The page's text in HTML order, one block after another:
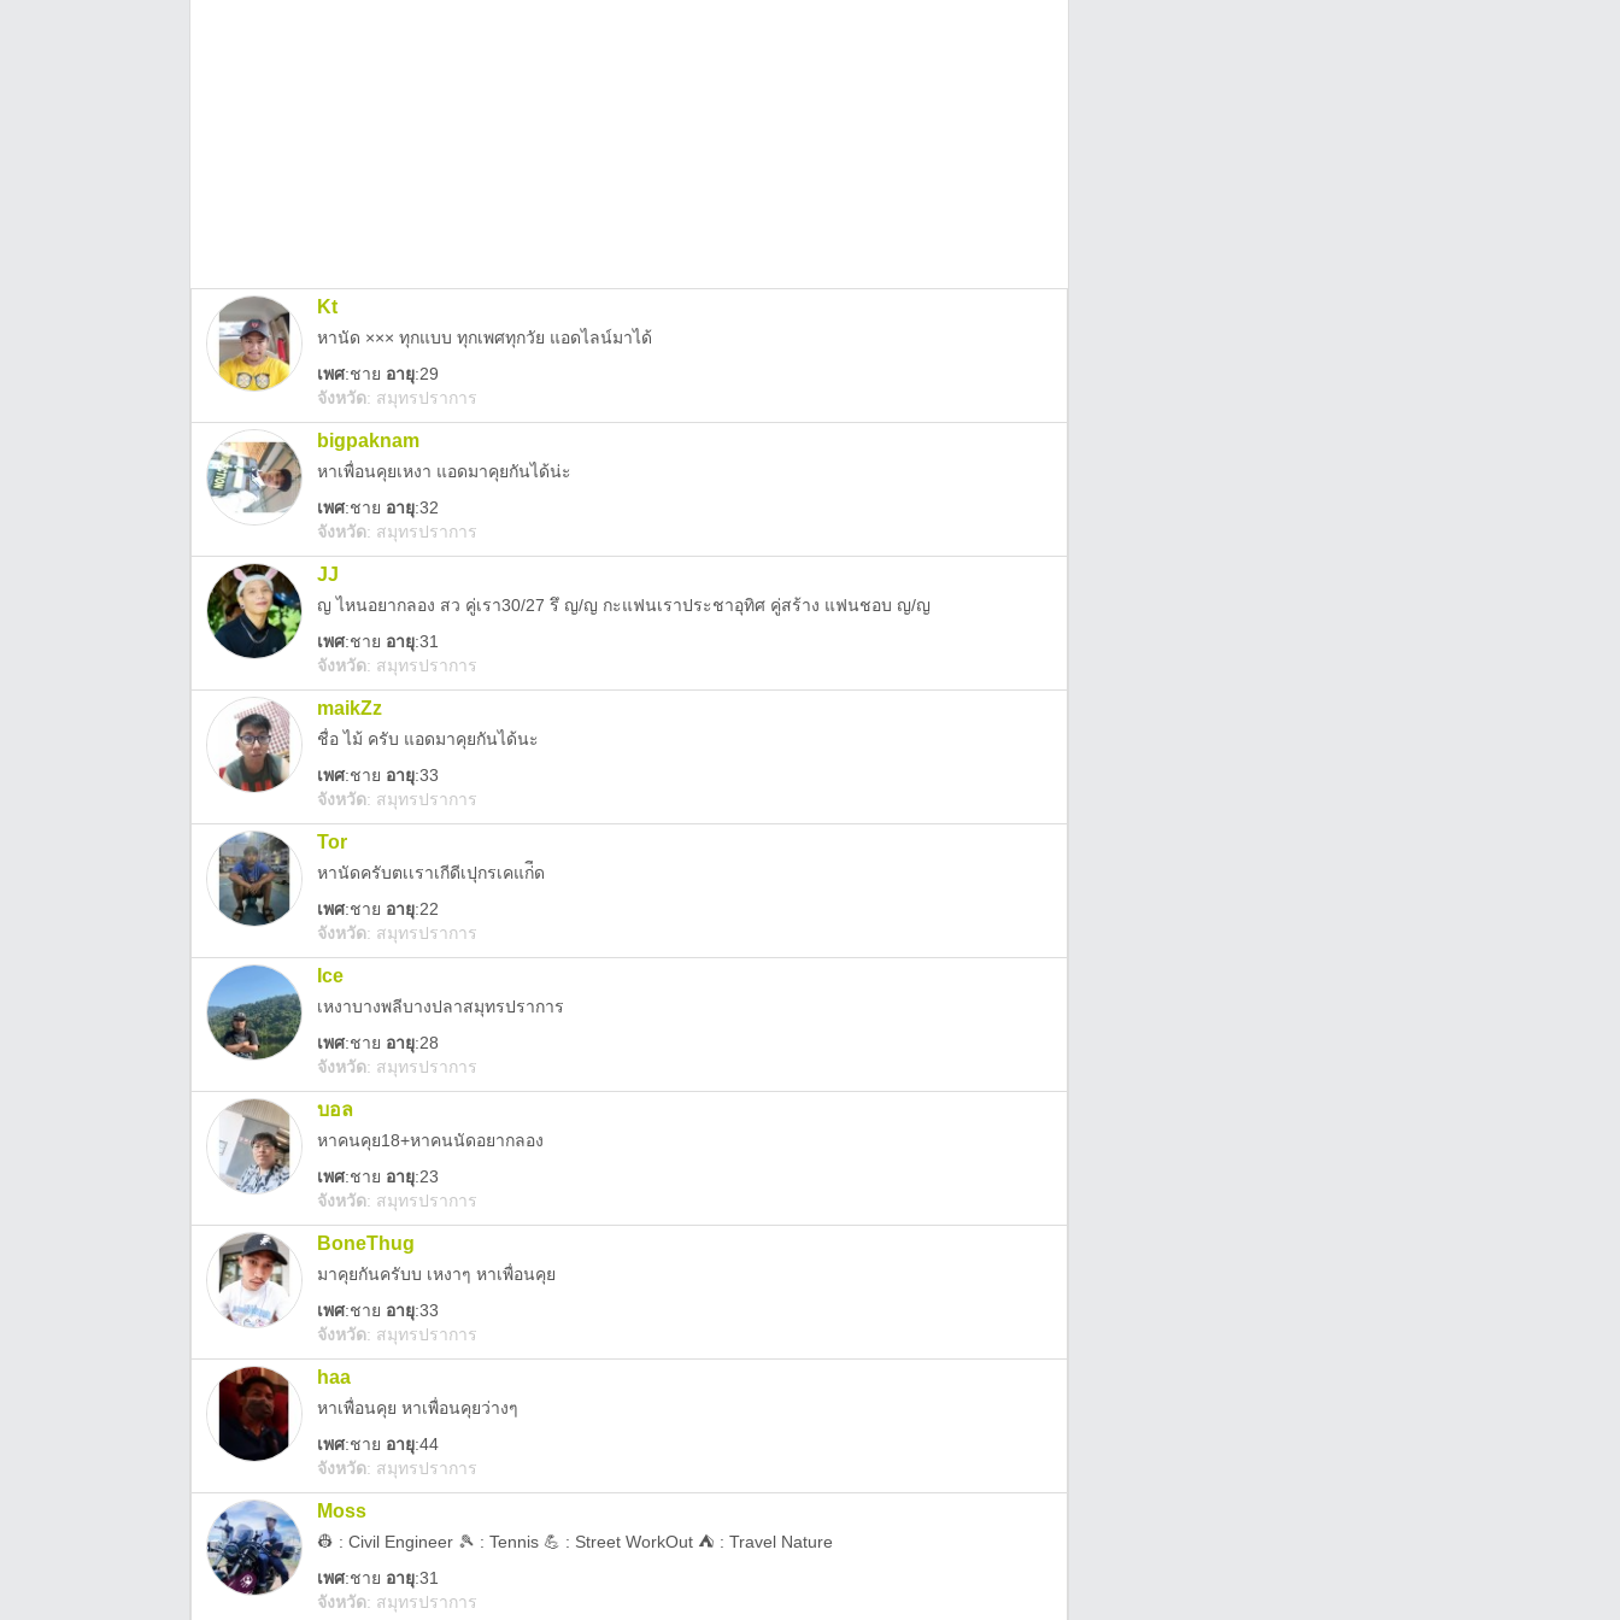
Kt
หานัด ××× ทุกแบบ ทุกเพศทุกวัย แอดไลน์มาได้
เพศ:ชาย อายุ:29
จังหวัด: สมุทรปราการ
bigpaknam
หาเพื่อนคุยเหงา แอดมาคุยกันได้น่ะ
เพศ:ชาย อายุ:32
จังหวัด: สมุทรปราการ
JJ
ญ ไหนอยากลอง สว คู่เรา30/27 รึ ญ/ญ กะแฟนเราประชาอุทิศ คู่สร้าง แฟนชอบ ญ/ญ
เพศ:ชาย อายุ:31
จังหวัด: สมุทรปราการ
maikZz
ชื่อ ไม้ ครับ แอดมาคุยกันได้นะ
เพศ:ชาย อายุ:33
จังหวัด: สมุทรปราการ
Tor
หานัดครับตเเราเกีดีเปุกรเคแก่ีด
เพศ:ชาย อายุ:22
จังหวัด: สมุทรปราการ
Ice
เหงาบางพลีบางปลาสมุทรปราการ
เพศ:ชาย อายุ:28
จังหวัด: สมุทรปราการ
บอล
หาคนคุย18+หาคนนัดอยากลอง
เพศ:ชาย อายุ:23
จังหวัด: สมุทรปราการ
BoneThug
มาคุยกันครับบ เหงาๆ หาเพื่อนคุย
เพศ:ชาย อายุ:33
จังหวัด: สมุทรปราการ
haa
หาเพื่อนคุย หาเพื่อนคุยว่างๆ
เพศ:ชาย อายุ:44
จังหวัด: สมุทรปราการ
Moss
👷 : Civil Engineer 🎾 : Tennis 💪 : Street WorkOut ⛺️ : Travel Nature
เพศ:ชาย อายุ:31
จังหวัด: สมุทรปราการ